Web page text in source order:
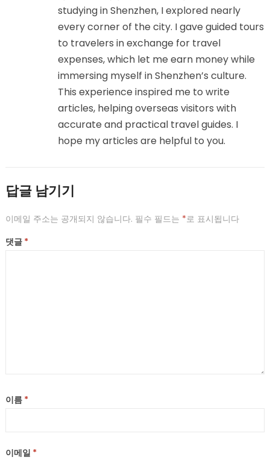
studying in Shenzhen, I explored nearly
every corner of the city. I gave guided tours
to travelers in exchange for travel
expenses, which let me earn money while
immersing myself in Shenzhen’s culture.
This experience inspired me to write
articles, helping overseas visitors with
accurate and practical travel guides. I
hope my articles are helpful to you.
답글 남기기
이메일 주소는 공개되지 않습니다. 필수 필드는 *로 표시됩니다
댓글 *
이름 *
이메일 *